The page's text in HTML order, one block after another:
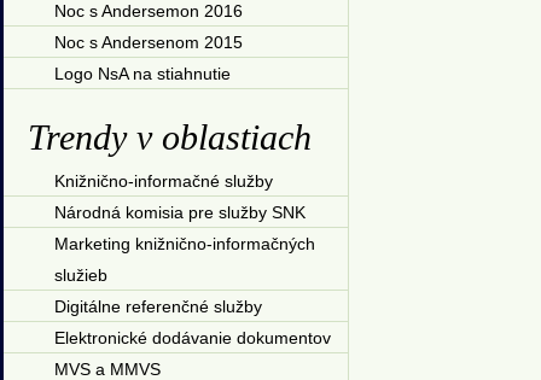
Noc s Andersemon 2016
Noc s Andersenom 2015
Logo NsA na stiahnutie
Trendy v oblastiach
Knižnično-informačné služby
Národná komisia pre služby SNK
Marketing knižnično-informačných
služieb
Digitálne referenčné služby
Elektronické dodávanie dokumentov
MVS a MMVS